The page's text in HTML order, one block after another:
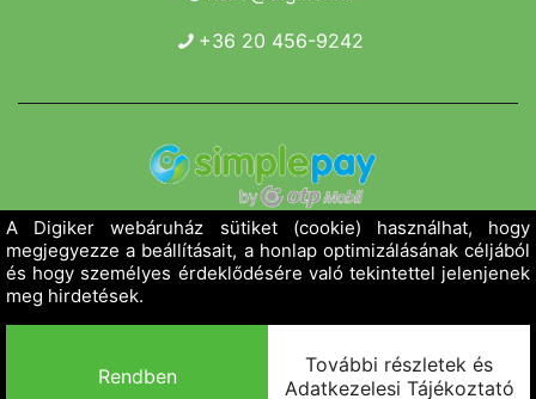
+36 20 456-9242
Copyright 2019 - 2026. Borsod Agroker Zrt.
Powered by Adamante